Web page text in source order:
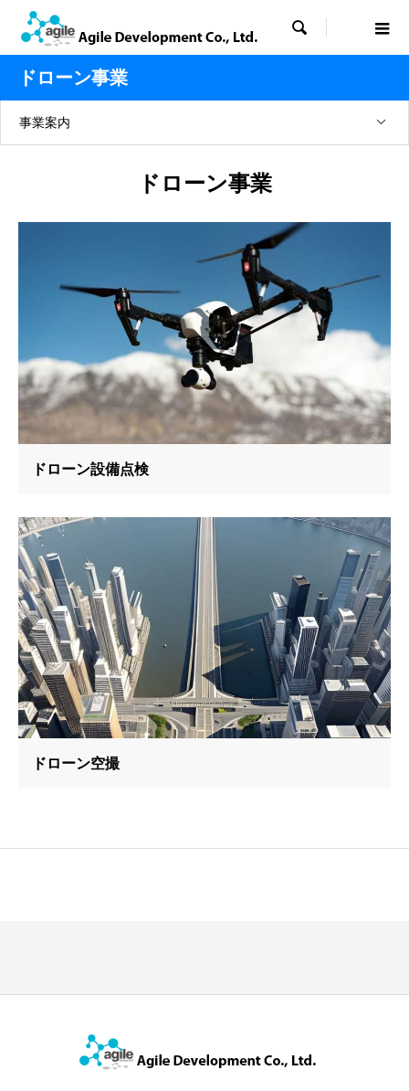

ドローン事業
事業案内
ドローン事業
ドローン設備点検
ドローン空撮